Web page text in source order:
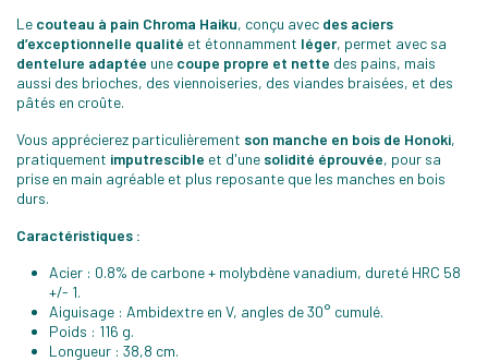
Le couteau à pain Chroma Haiku, conçu avec des aciers
d’exceptionnelle qualité et étonnamment léger, permet avec sa
dentelure adaptée une coupe propre et nette des pains, mais
aussi des brioches, des viennoiseries, des viandes braisées, et des
pâtés en croûte.
Vous apprécierez particulièrement son manche en bois de Honoki,
pratiquement imputrescible et d'une solidité éprouvée, pour sa
prise en main agréable et plus reposante que les manches en bois
durs.
Caractéristiques :
Acier : 0.8% de carbone + molybdène vanadium, dureté HRC 58
+/- 1.
Aiguisage : Ambidextre en V, angles de 30° cumulé.
Poids : 116 g.
Longueur : 38,8 cm.